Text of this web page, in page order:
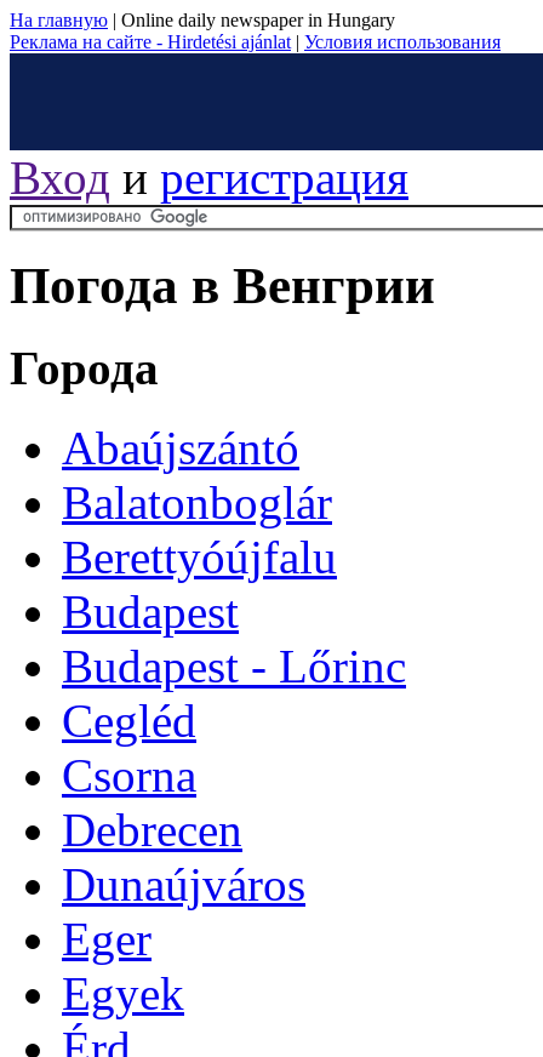
На главную | Online daily newspaper in Hungary
Реклама на сайте - Hirdetési ajánlat | Условия использования
Вход и регистрация
Погода в Венгрии
Города
Abaújszántó
Balatonboglár
Berettyóújfalu
Budapest
Budapest - Lőrinc
Cegléd
Csorna
Debrecen
Dunaújváros
Eger
Egyek